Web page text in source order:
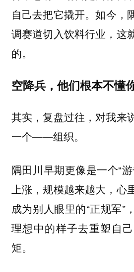
自己去把它撬开。如今，
调赛道切入饮料行业，这
的。
空降兵，他们根本不懂
其实，复盘过往，对我来
一个——组织。
隅田川早期更像是一个“
上涨，规模越来越大，心
成为别人眼里的“正规军”
理想中的样子去重塑自
矩。